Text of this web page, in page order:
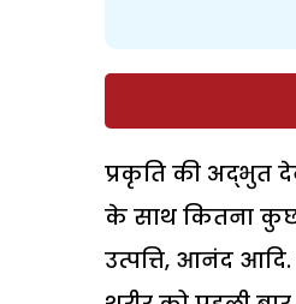
प्रकृति की अद्भुत
के साथ कितना कुछ
उत्पत्ति, आनंद आदि.